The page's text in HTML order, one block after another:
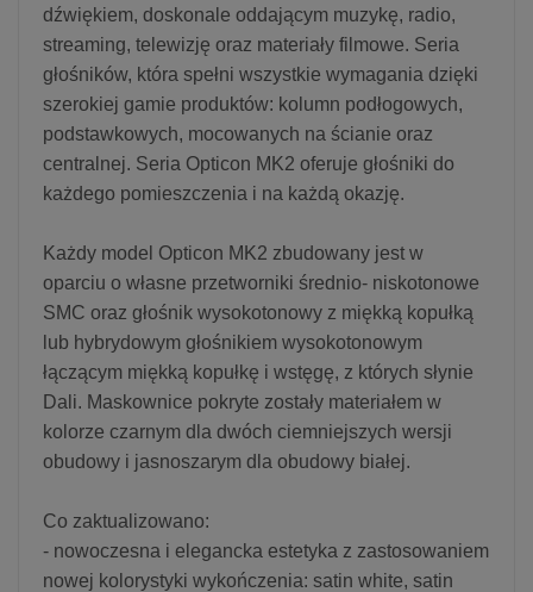
dźwiękiem, doskonale oddającym muzykę, radio,
streaming, telewizję oraz materiały filmowe. Seria
głośników, która spełni wszystkie wymagania dzięki
szerokiej gamie produktów: kolumn podłogowych,
podstawkowych, mocowanych na ścianie oraz
centralnej. Seria Opticon MK2 oferuje głośniki do
każdego pomieszczenia i na każdą okazję.
Każdy model Opticon MK2 zbudowany jest w
oparciu o własne przetworniki średnio- niskotonowe
SMC oraz głośnik wysokotonowy z miękką kopułką
lub hybrydowym głośnikiem wysokotonowym
łączącym miękką kopułkę i wstęgę, z których słynie
Dali. Maskownice pokryte zostały materiałem w
kolorze czarnym dla dwóch ciemniejszych wersji
obudowy i jasnoszarym dla obudowy białej.
Co zaktualizowano:
- nowoczesna i elegancka estetyka z zastosowaniem
nowej kolorystyki wykończenia: satin white, satin